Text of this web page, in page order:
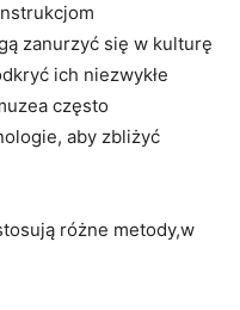
zanurzyć się w kulturę
ich niezwykłe
często
aby zbliżyć
różne metody,w